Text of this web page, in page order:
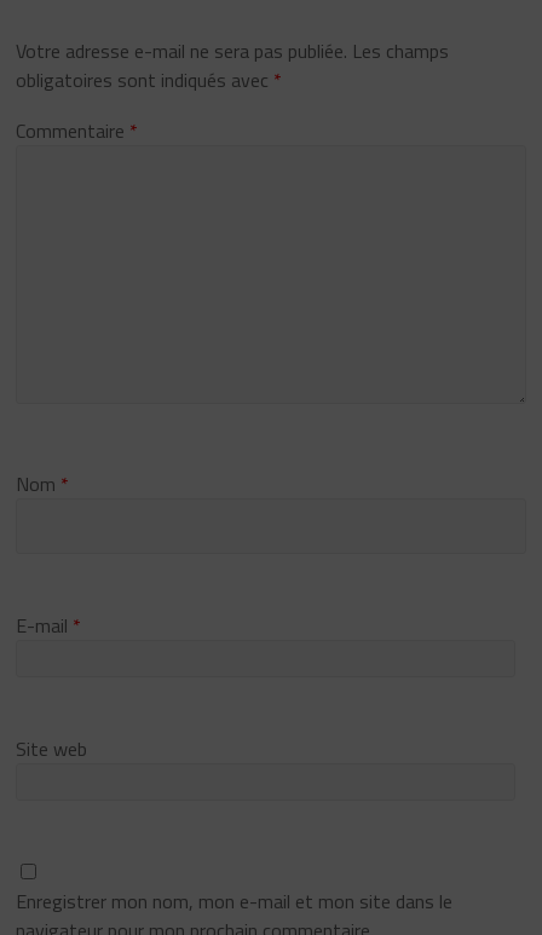
Votre adresse e-mail ne sera pas publiée. Les champs
obligatoires sont indiqués avec *
Commentaire *
Nom *
E-mail *
Site web
Enregistrer mon nom, mon e-mail et mon site dans le